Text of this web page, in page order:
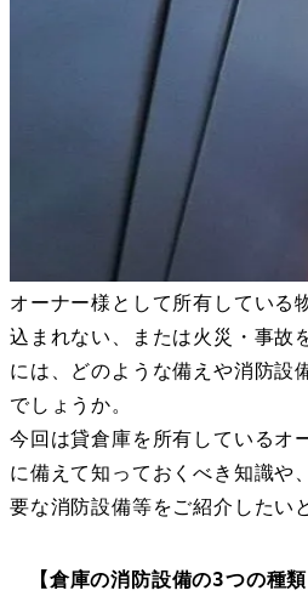
オーナー様として所有している
込まれない、または火災・事故
には、どのような備えや消防設
でしょうか。
今回は貸倉庫を所有しているオ
に備えて知っておくべき知識や
要な消防設備等をご紹介したい
【倉庫の消防設備の3つの種類